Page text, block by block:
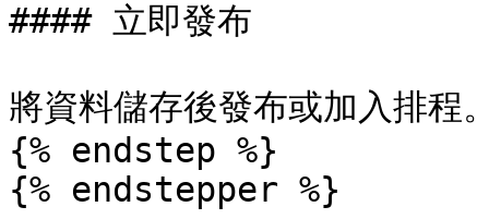
#### 立即發布
將資料儲存後發布或加入排程
{% endstep %}
{% endstepper %}